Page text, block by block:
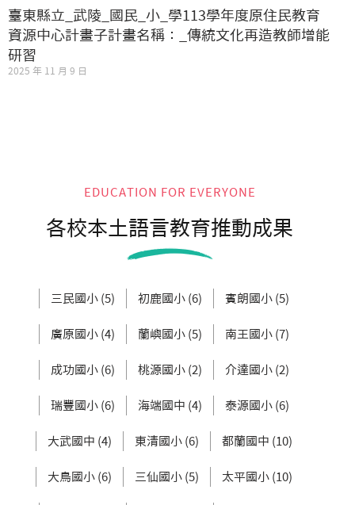
臺東縣立_武陵_國民_小_學113學年度原住民教育
資源中心計畫子計畫名稱：_傳統文化再造教師增能
研習
2025 年 11 月 9 日
EDUCATION FOR EVERYONE
各校本土語言教育推動成果
三民國小 (5) 初鹿國小 (6) 賓朗國小 (5)
廣原國小 (4) 蘭嶼國小 (5) 南王國小 (7)
成功國小 (6) 桃源國小 (2) 介達國小 (2)
瑞豐國小 (6) 海端國中 (4) 泰源國小 (6)
大武國中 (4) 東清國小 (6) 都蘭國中 (10)
大鳥國小 (6) 三仙國小 (5) 太平國小 (10)